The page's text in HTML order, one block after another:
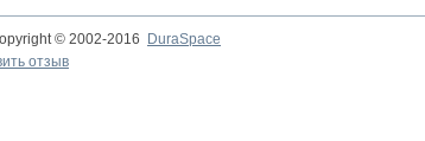
© 2002-2016 DuraSpace
отзыв